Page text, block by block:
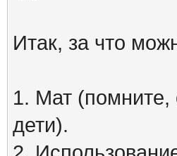
Итак, за что
1. Мат
дети).